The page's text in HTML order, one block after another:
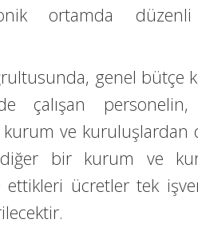
ortamda düzenli
genel bütçe
çalışan
ve kuruluşlardan
bir kurum ve
ücretler tek